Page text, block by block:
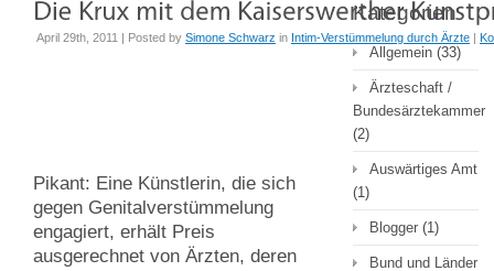
April 29th, 2011 | Posted by Simone Schwarz in Intim-Verstümmelung durch Ärzte |
Pikant: Eine Künstlerin, die sich
gegen Genitalverstümmelung
engagiert, erhält Preis
ausgerechnet von Ärzten, deren
Kategorien
Allgemein (33)
Ärzteschaft /
Bundesärztekammer
(2)
Auswärtiges Amt
(1)
Blogger (1)
Bund und Länder